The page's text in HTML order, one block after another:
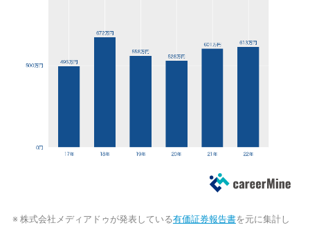
※ 株式会社メディアドゥが発表している有価証券報告書を元に集計し